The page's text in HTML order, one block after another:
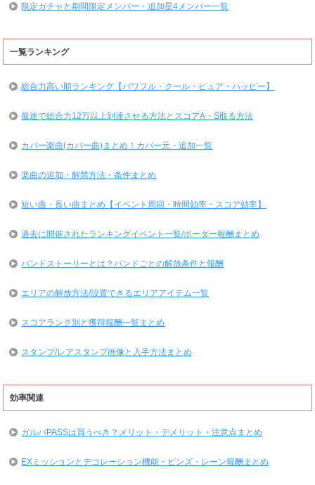
限定ガチャと期間限定メンバー・追加星4メンバー一覧
一覧ランキング
総合力高い順ランキング【パワフル・クール・ピュア・ハッピー】
最速で総合力12万以上到達させる方法とスコアA・S取る方法
カバー楽曲(カバー曲)まとめ！カバー元・追加一覧
楽曲の追加・解禁方法・条件まとめ
短い曲・長い曲まとめ【イベント周回・時間効率・スコア効率】
過去に開催されたランキングイベント一覧/ボーダー報酬まとめ
バンドストーリーとは？バンドごとの解放条件と報酬
エリアの解放方法/設置できるエリアアイテム一覧
スコアランク別と獲得報酬一覧まとめ
スタンプ/レアスタンプ画像と入手方法まとめ
効率関連
ガルパPASSは買うべき？メリット・デメリット・注意点まとめ
EXミッションとデコレーション機能・ピンズ・レーン報酬まとめ